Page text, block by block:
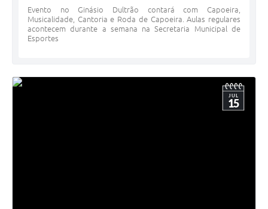
Diário Oficial
Evento no Ginásio Dultrão contará com Capoeira,
Musicalidade, Cantoria e Roda de Capoeira. Aulas regulares
acontecem durante a semana na Secretaria Municipal de
Esportes
JUL
15